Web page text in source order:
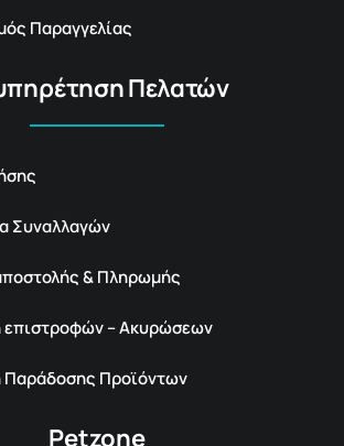
Παραγγελίας
Πελατών
Συναλλαγών
& Πληρωμής
επιστροφών – Ακυρώσεων
Παράδοσης Προϊόντων
Petzone